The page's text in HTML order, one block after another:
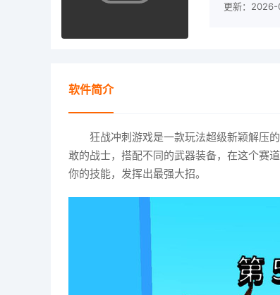
更新：
软件简介
狂战冲刺游戏是一款玩法超级新颖解压
敢的战士，搭配不同的武器装备，在这个赛
你的技能，发挥出最强大招。